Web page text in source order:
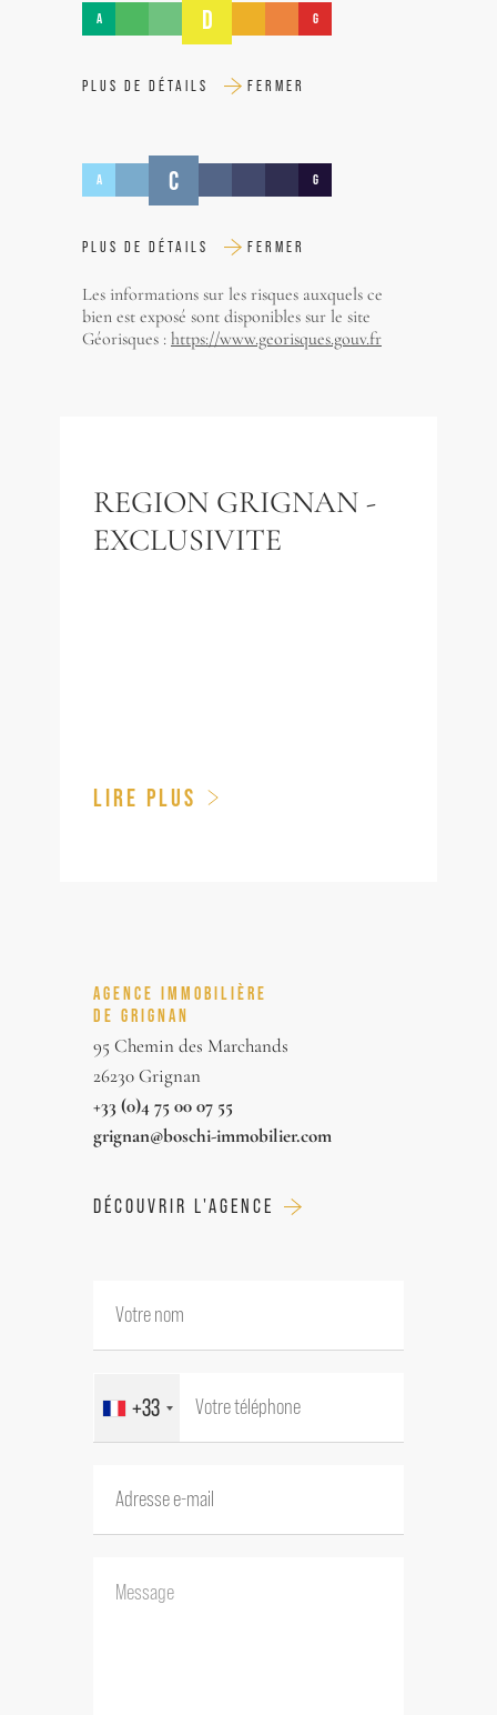
A D G
PLUS DE DÉTAILS FERMER
A C G
PLUS DE DÉTAILS FERMER
Les informations sur les risques auxquels ce
bien est exposé sont disponibles sur le site
Géorisques : https://www.georisques.gouv.fr
REGION GRIGNAN -
EXCLUSIVITE
LIRE PLUS
AGENCE IMMOBILIÈRE
DE GRIGNAN
95 Chemin des Marchands
26230 Grignan
+33 (0)4 75 00 07 55
grignan@boschi-immobilier.com
DÉCOUVRIR L'AGENCE
+33